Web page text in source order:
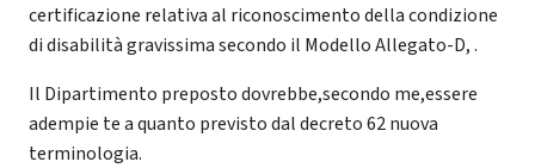
certificazione relativa al riconoscimento della condizione
di disabilità gravissima secondo il Modello Allegato-D, .
Il Dipartimento preposto dovrebbe,secondo me,essere
adempie te a quanto previsto dal decreto 62 nuova
terminologia.